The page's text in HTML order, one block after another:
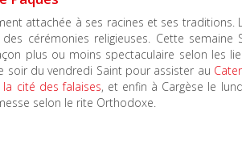
attachée à ses racines et ses
cérémonies religieuses. Cette
plus ou moins spectaculaire selon les
soir du vendredi Saint pour assister au
cité des falaises, et enfin à Cargèse le
selon le rite Orthodoxe.